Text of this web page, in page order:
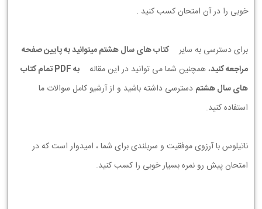
خوبی را در آن امتحان کسب کنید .
برای دسترسی به سایر
کتاب های سال هشتم میتوانید به پایین صفحه
مراجعه کنید، همچنین شما می توانید در این مقاله
به PDF تمام کتاب
های سال هشتم دسترسی داشته باشید و از آرشیو کامل سوالات ما
استفاده کنید.
ناتیلوس با آرزوی موفقیت و سربلندی برای شما ، امیدوار است که در
امتحان پیش رو نمره بسیار خوبی را کسب کنید.